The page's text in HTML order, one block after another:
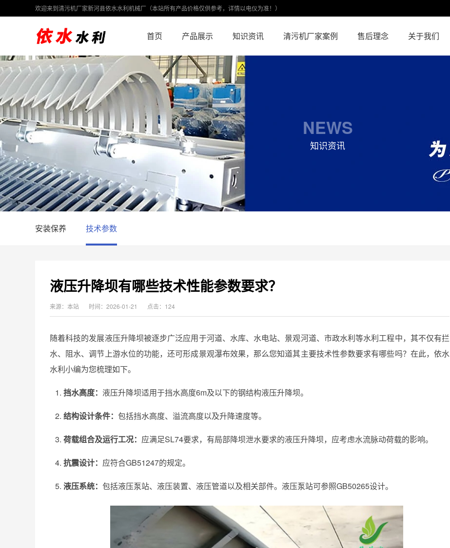
欢迎来到清污机厂家新河县依水水利机械厂（本站所有产品价格仅供参考，详情以电仪为准！）
首页 产品展示 知识资讯 清污机厂家案例 售后理念 关于我们
NEWS
知识资讯
安装保养 技术参数
液压升降坝有哪些技术性能参数要求？
来源：本站 时间：2026-01-21 点击：124
随着科技的发展液压升降坝被逐步广泛应用于河道、水库、水电站、景观河道、市政水利等水利工程中，其不仅有拦
水、阻水、调节上游水位的功能，还可形成景观瀑布效果，那么您知道其主要技术性参数要求有哪些吗？在此，依水
水利小编为您梳理如下。
挡水高度： 液压升降坝适用于挡水高度6m及以下的钢结构液压升降坝。
结构设计条件： 包括挡水高度、溢流高度以及升降速度等。
荷载组合及运行工况： 应满足SL74要求，有局部降坝泄水要求的液压升降坝，应考虑水流脉动荷载的影响。
抗震设计： 应符合GB51247的规定。
液压系统： 包括液压泵站、液压装置、液压管道以及相关部件。液压泵站可参照GB50265设计。